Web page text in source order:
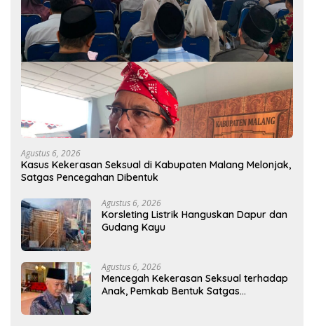
Agustus 6, 2026
Kasus Kekerasan Seksual di Kabupaten Malang Melonjak,
Satgas Pencegahan Dibentuk
Agustus 6, 2026
Korsleting Listrik Hanguskan Dapur dan
Gudang Kayu
Agustus 6, 2026
Mencegah Kekerasan Seksual terhadap
Anak, Pemkab Bentuk Satgas